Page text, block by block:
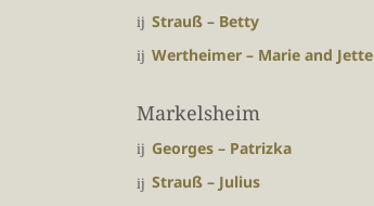
Strauß – Betty
Wertheimer – Marie and Jette
Markelsheim
Georges – Patrizka
Strauß – Julius